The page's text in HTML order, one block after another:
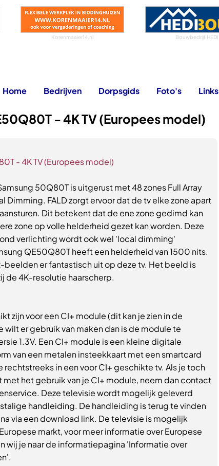
Korenmaaier14.nl Bouwbedrijf HEDI
Home Bedrijven Dorpsgids Foto's Links
- 4K TV (Europees model)
- 4K TV (Europees model)
50Q80T is uitgerust met 48 zones Full Array
Dimming. FALD zorgt ervoor dat de tv elke zone apart
Dit betekent dat de ene zone gedimd kan
zone op volle helderheid gezet kan worden. Deze
verlichting wordt ook wel 'local dimming'
QE50Q80T heeft een helderheid van 1500 nits.
beelden er fantastisch uit op deze tv. Het beeld is
de 4K-resolutie haarscherp.
zijn voor een CI+ module (dit kan je zien in de
wilt er gebruik van maken dan is de module te
1.3V. Een CI+ module is een kleine digitale
van een metalen insteekkaart met een smartcard
rechtstreeks in een voor CI+ geschikte tv. Als je toch
met het gebruik van je CI+ module, neem dan contact
Deze televisie wordt mogelijk geleverd
handleiding. De handleiding is terug te vinden
via een download link. De televisie is mogelijk
markt, voor meer informatie over Europese
wij je naar de informatiepagina 'Informatie over